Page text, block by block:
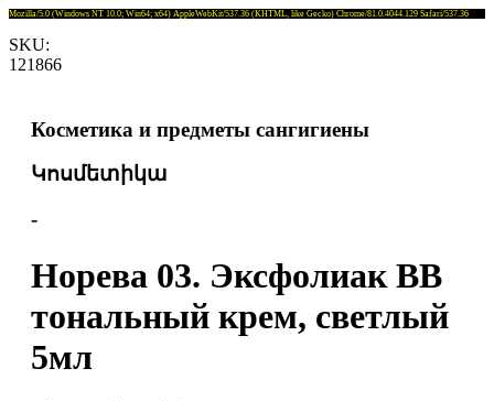
Mozilla/5.0 (Windows NT 10.0; Win64; x64) AppleWebKit/537.36 (KHTML, like Gecko) Chrome/81.0.4044.129 Safari/537.36
SKU:
121866
Косметика и предметы сангигиены
Կոսմետիկա
-
Норева 03. Эксфолиак BB
тональный крем, светлый
5мл